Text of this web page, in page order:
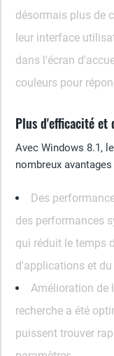
désormais plus de
leur interface
dans l'écran
couleurs pour
Plus d'efficacité et
Avec Windows 8.1,
nombreux avantages
Des
des performances
qui réduit le temps
d'applications et
Amélioration de
recherche a été
puissent trouver